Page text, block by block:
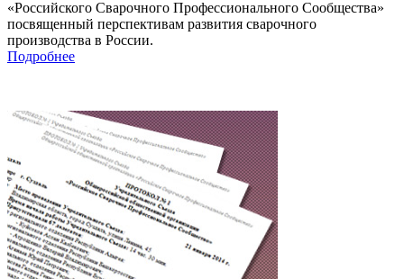
«Российского Сварочного Профессионального Сообщества»
посвященный перспективам развития сварочного
производства в России.
Подробнее